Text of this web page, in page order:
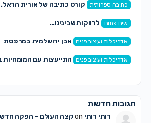
כתיבה ספרותית קורס כתיבה של אורית הראל.
שיח פתוח לרווקות שבינינו…
אדריכלות ועיצוב פנים אבן ירושלמית במרפסת-
אדריכלות ועיצוב פנים התייעצות עם המומחיות
תגובות חדשות
רותי רותיon קצה העולם – הפקה חדשה